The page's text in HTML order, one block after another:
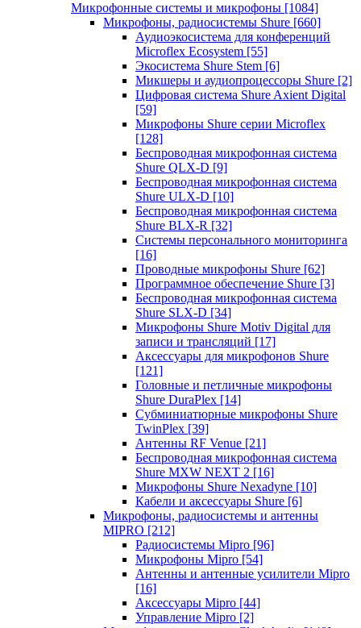
Микрофонные системы и микрофоны [1084]
Микрофоны, радиосистемы Shure [660]
Аудиоэкосистема для конференций
Microflex Ecosystem [55]
Экосистема Shure Stem [6]
Микшеры и аудиопроцессоры Shure [2]
Цифровая система Shure Axient Digital
[59]
Микрофоны Shure серии Microflex
[128]
Беспроводная микрофонная система
Shure QLX-D [9]
Беспроводная микрофонная система
Shure ULX-D [10]
Беспроводная микрофонная система
Shure BLX-R [32]
Системы персонального мониторинга
[16]
Проводные микрофоны Shure [62]
Программное обеспечение Shure [3]
Беспроводная микрофонная система
Shure SLX-D [34]
Микрофоны Shure Motiv Digital для
записи и трансляций [17]
Аксессуары для микрофонов Shure
[121]
Головные и петличные микрофоны
Shure DuraPlex [14]
Субминиатюрные микрофоны Shure
TwinPlex [39]
Антенны RF Venue [21]
Беспроводная микрофонная система
Shure MXW NEXT 2 [16]
Микрофоны Shure Nexadyne [10]
Кабели и аксессуары Shure [6]
Микрофоны, радиосистемы и антенны
MIPRO [212]
Радиосистемы Mipro [96]
Микрофоны Mipro [54]
Антенны и антенные усилители Mipro
[16]
Аксессуары Mipro [44]
Управление Mipro [2]